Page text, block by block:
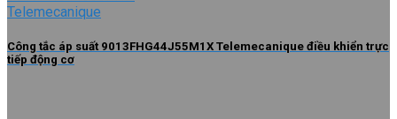
Công tắc áp suất 9013FHG44J55M1X Telemecanique điều khiển trực
tiếp động cơ